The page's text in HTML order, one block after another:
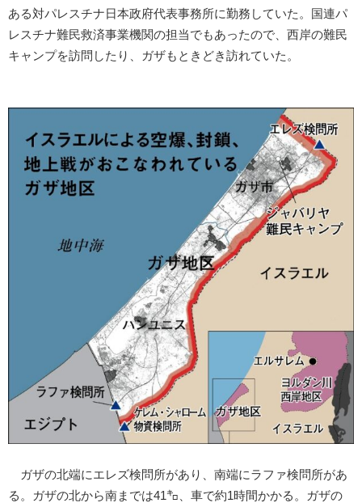
ある対パレスチナ日本政府代表事務所に勤務していた。国連パ
レスチナ難民救済事業機関の担当でもあったので、西岸の難民
キャンプを訪問したり、ガザもときどき訪れていた。
ガザの北端にエレズ検問所があり、南端にラファ検問所があ
る。ガザの北から南までは41㌔、車で約1時間かかる。ガザの